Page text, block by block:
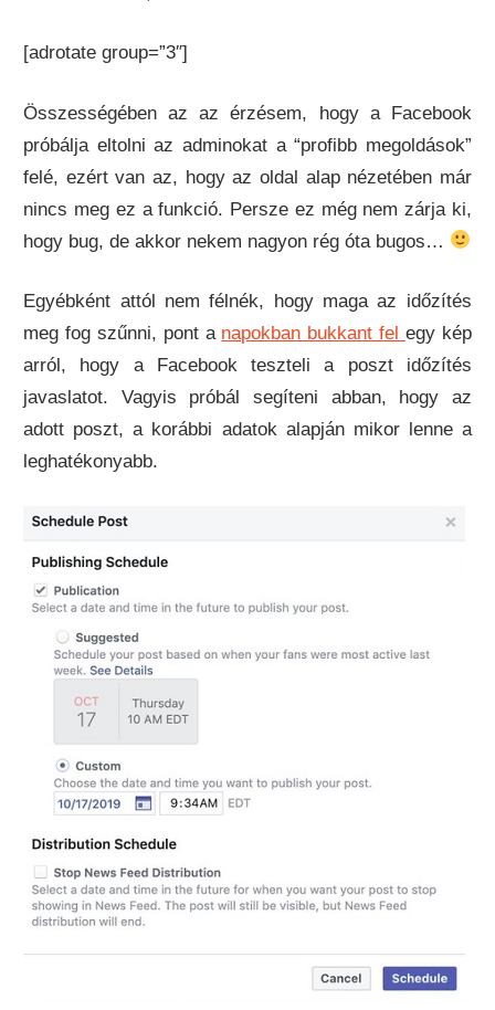
[adrotate group=”3″]
Összességében az az érzésem, hogy a Facebook
próbálja eltolni az adminokat a “profibb megoldások”
felé, ezért van az, hogy az oldal alap nézetében már
nincs meg ez a funkció. Persze ez még nem zárja ki,
hogy bug, de akkor nekem nagyon rég óta bugos…
Egyébként attól nem félnék, hogy maga az időzítés
meg fog szűnni, pont a napokban bukkant fel egy kép
arról, hogy a Facebook teszteli a poszt időzítés
javaslatot. Vagyis próbál segíteni abban, hogy az
adott poszt, a korábbi adatok alapján mikor lenne a
leghatékonyabb.